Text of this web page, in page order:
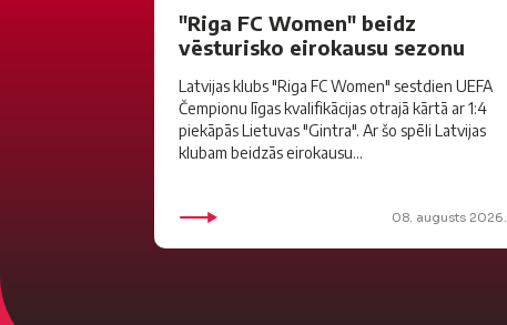
"Riga FC Women" beidz
vēsturisko eirokausu sezonu
Latvijas klubs "Riga FC Women" sestdien UEFA
Čempionu līgas kvalifikācijas otrajā kārtā ar 1:4
piekāpās Lietuvas "Gintra". Ar šo spēli Latvijas
klubam beidzās eirokausu...
08. augusts 2026.